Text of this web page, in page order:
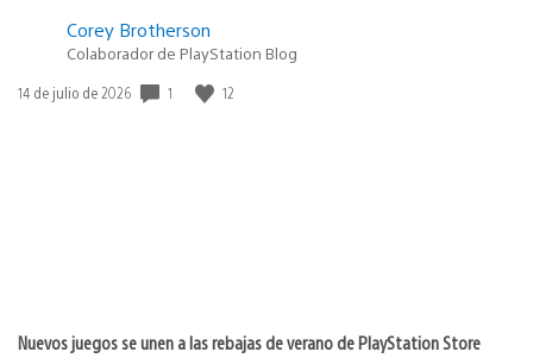
Corey Brotherson
Colaborador de PlayStation Blog
Fecha
14 de julio de 2026 1 12
Nuevos juegos se unen a las rebajas de verano de PlayStation Store